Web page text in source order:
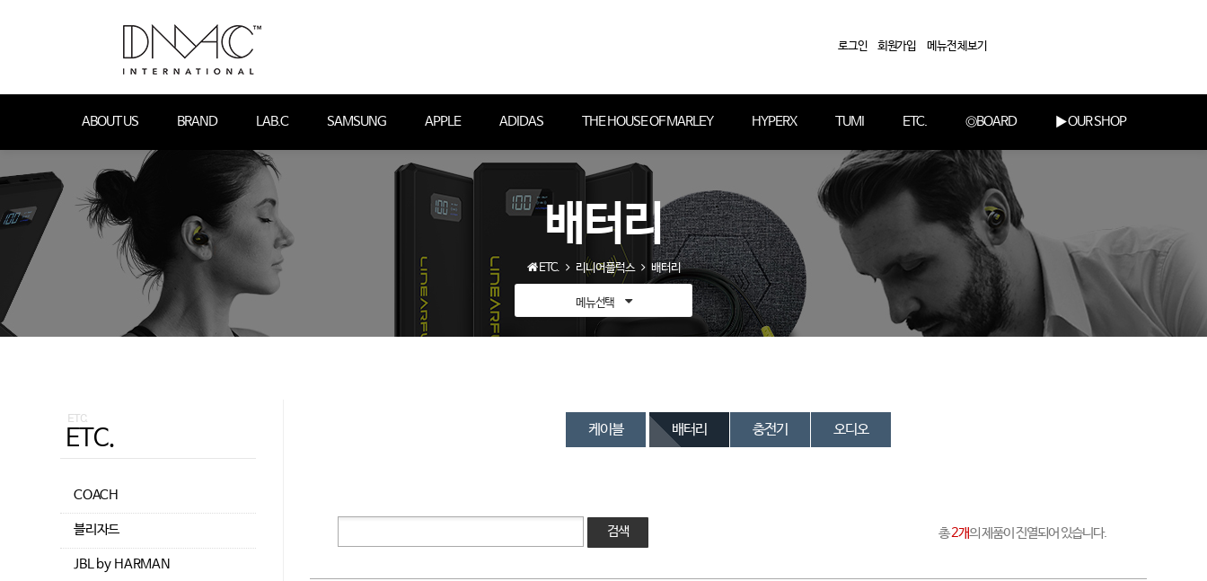
로그인 회원가입 메뉴전체보기
ABOUT US BRAND LAB.C SAMSUNG APPLE ADIDAS THE HOUSE OF MARLEY HYPERX TUMI ETC. ◎BOARD ▶ OUR SHOP
배터리
ETC. 리니어플럭스 배터리
메뉴선택
ETC.
ETC.
COACH
블리자드
JBL by HARMAN
케이블 배터리 충전기 오디오
검색 총2개의 제품이 진열되어 있습니다.